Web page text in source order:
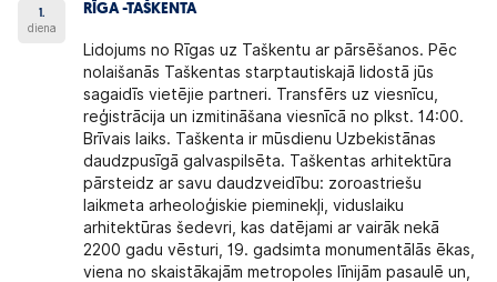
1.
diena
RĪGA -TAŠKENTA
Lidojums no Rīgas uz Taškentu ar pārsēšanos. Pēc
nolaišanās Taškentas starptautiskajā lidostā jūs
sagaidīs vietējie partneri. Transfērs uz viesnīcu,
reģistrācija un izmitināšana viesnīcā no plkst. 14:00.
Brīvais laiks. Taškenta ir mūsdienu Uzbekistānas
daudzpusīgā galvaspilsēta. Taškentas arhitektūra
pārsteidz ar savu daudzveidību: zoroastriešu
laikmeta arheoloģiskie pieminekļi, viduslaiku
arhitektūras šedevri, kas datējami ar vairāk nekā
2200 gadu vēsturi, 19. gadsimta monumentālās ēkas,
viena no skaistākajām metropoles līnijām pasaulē un,